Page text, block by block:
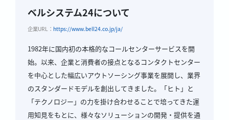
ベルシステム24について
企業URL： https://www.bell24.co.jp/ja/
1982年に国内初の本格的なコールセンターサービスを開
始。以来、企業と消費者の接点となるコンタクトセンター
を中心とした幅広いアウトソーシング事業を展開し、業界
のスタンダードモデルを創出してきました。「ヒト」と
「テクノロジー」の力を掛け合わせることで培ってきた運
用知見をもとに、様々なソリューションの開発・提供を通